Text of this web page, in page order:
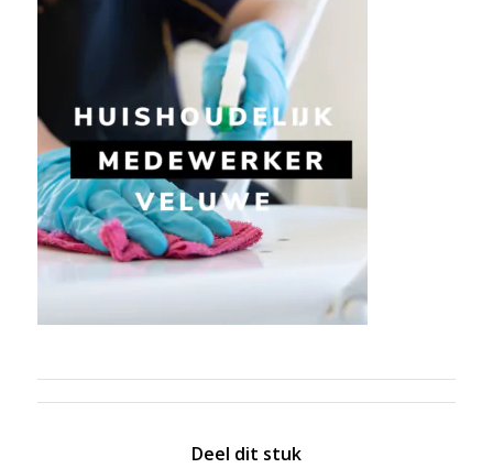
Deel dit stuk